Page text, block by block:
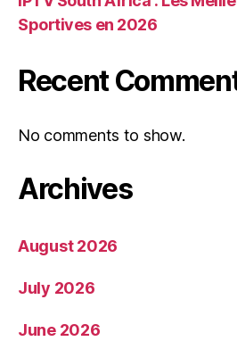
Sportives en 2026
Recent
No comments to show.
Archives
August 2026
July 2026
June 2026